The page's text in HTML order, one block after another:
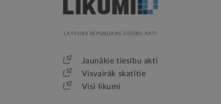
LATVIJAS REPUBLIKAS TIESĪBU AKTI
Jaunākie tiesību akti
Visvairāk skatītie
Visi likumi